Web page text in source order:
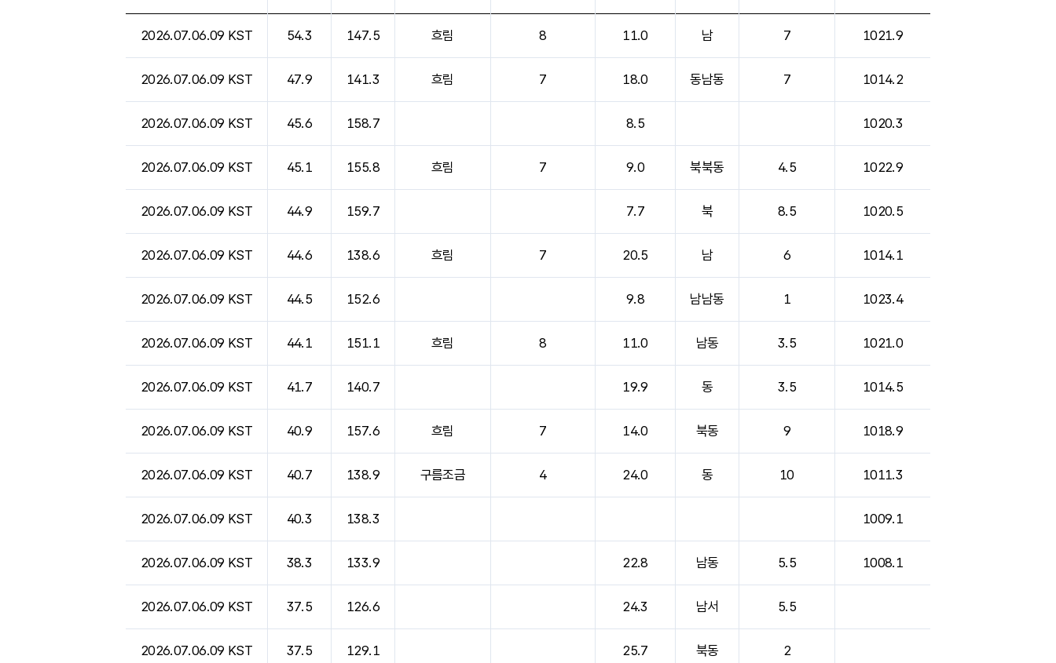
2026.07.06.09 KST 54.3 147.5 흐림 8 11.0 남 7 1021.9
2026.07.06.09 KST 47.9 141.3 흐림 7 18.0 동남동 7 1014.2
2026.07.06.09 KST 45.6 158.7 8.5 1020.3
2026.07.06.09 KST 45.1 155.8 흐림 7 9.0 북북동 4.5 1022.9
2026.07.06.09 KST 44.9 159.7 7.7 북 8.5 1020.5
2026.07.06.09 KST 44.6 138.6 흐림 7 20.5 남 6 1014.1
2026.07.06.09 KST 44.5 152.6 9.8 남남동 1 1023.4
2026.07.06.09 KST 44.1 151.1 흐림 8 11.0 남동 3.5 1021.0
2026.07.06.09 KST 41.7 140.7 19.9 동 3.5 1014.5
2026.07.06.09 KST 40.9 157.6 흐림 7 14.0 북동 9 1018.9
2026.07.06.09 KST 40.7 138.9 구름조금 4 24.0 동 10 1011.3
2026.07.06.09 KST 40.3 138.3 1009.1
2026.07.06.09 KST 38.3 133.9 22.8 남동 5.5 1008.1
2026.07.06.09 KST 37.5 126.6 24.3 남서 5.5
2026.07.06.09 KST 37.5 129.1 25.7 북동 2